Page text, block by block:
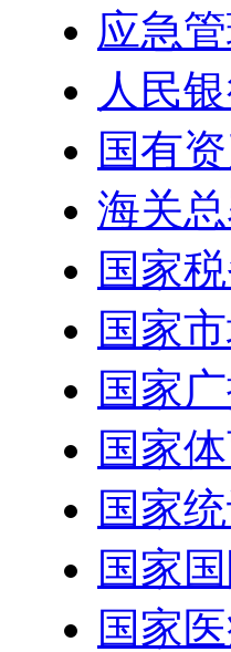
应急
人民
国有
海关
国家
国家
国家
国家
国家
国家
国家